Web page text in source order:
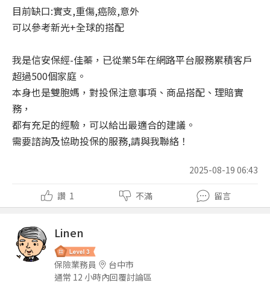
目前缺口:實支,重傷,癌險,意外
可以參考新光+全球的搭配
我是信安保經-佳蓁，已從業5年在網路平台服務累積客戶
超過500個家庭。
本身也是雙胞媽，對投保注意事項、商品搭配、理賠實
務，
都有充足的經驗，可以給出最適合的建議。
需要諮詢及協助投保的服務,請與我聯絡！
2025-08-19 06:43
讚 1 不滿 留言
Linen
保險業務員
台中市
通常 12 小時內回覆討論區